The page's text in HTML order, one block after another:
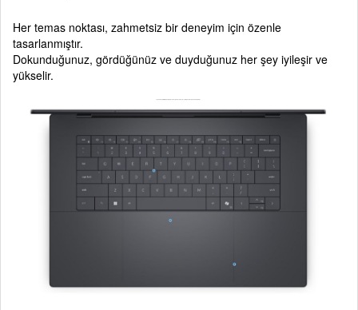
Her temas noktası, zahmetsiz bir deneyim için özenle
tasarlanmıştır.
Dokunduğunuz, gördüğünüz ve duyduğunuz her şey iyileşir ve
yükselir.